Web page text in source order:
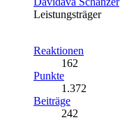
Leistungsträger
Reaktionen
162
Punkte
1.372
Beiträge
242